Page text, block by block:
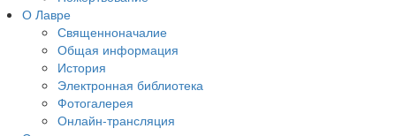
О Лавре
Священноначалие
Общая информация
История
Электронная библиотека
Фотогалерея
Онлайн-трансляция